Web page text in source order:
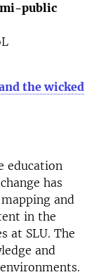
public
the wicked
education
has
and
in the
at SLU. The
and